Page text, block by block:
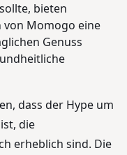
bieten
von Momogo eine
Genuss
dass der Hype um
die
erheblich sind. Die